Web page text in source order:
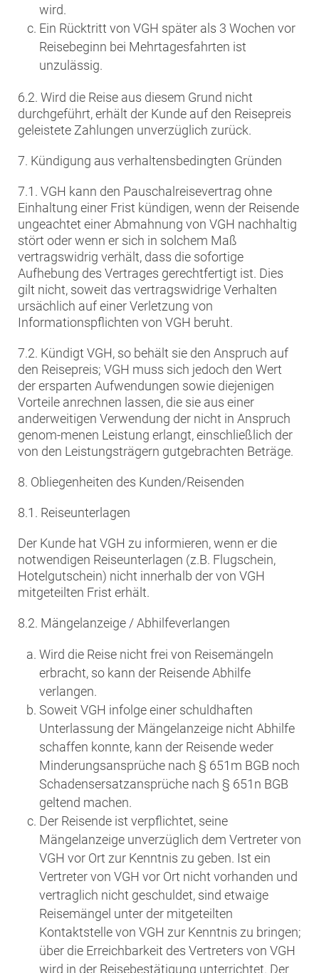
wird.
Ein Rücktritt von VGH später als 3 Wochen vor
Reisebeginn bei Mehrtagesfahrten ist
unzulässig.
6.2. Wird die Reise aus diesem Grund nicht
durchgeführt, erhält der Kunde auf den Reisepreis
geleistete Zahlungen unverzüglich zurück.
7. Kündigung aus verhaltensbedingten Gründen
7.1. VGH kann den Pauschalreisevertrag ohne
Einhaltung einer Frist kündigen, wenn der Reisende
ungeachtet einer Abmahnung von VGH nachhaltig
stört oder wenn er sich in solchem Maß
vertragswidrig verhält, dass die sofortige
Aufhebung des Vertrages gerechtfertigt ist. Dies
gilt nicht, soweit das vertragswidrige Verhalten
ursächlich auf einer Verletzung von
Informationspflichten von VGH beruht.
7.2. Kündigt VGH, so behält sie den Anspruch auf
den Reisepreis; VGH muss sich jedoch den Wert
der ersparten Aufwendungen sowie diejenigen
Vorteile anrechnen lassen, die sie aus einer
anderweitigen Verwendung der nicht in Anspruch
genom-menen Leistung erlangt, einschließlich der
von den Leistungsträgern gutgebrachten Beträge.
8. Obliegenheiten des Kunden/Reisenden
8.1. Reiseunterlagen
Der Kunde hat VGH zu informieren, wenn er die
notwendigen Reiseunterlagen (z.B. Flugschein,
Hotelgutschein) nicht innerhalb der von VGH
mitgeteilten Frist erhält.
8.2. Mängelanzeige / Abhilfeverlangen
Wird die Reise nicht frei von Reisemängeln
erbracht, so kann der Reisende Abhilfe
verlangen.
Soweit VGH infolge einer schuldhaften
Unterlassung der Mängelanzeige nicht Abhilfe
schaffen konnte, kann der Reisende weder
Minderungsansprüche nach § 651m BGB noch
Schadensersatzansprüche nach § 651n BGB
geltend machen.
Der Reisende ist verpflichtet, seine
Mängelanzeige unverzüglich dem Vertreter von
VGH vor Ort zur Kenntnis zu geben. Ist ein
Vertreter von VGH vor Ort nicht vorhanden und
vertraglich nicht geschuldet, sind etwaige
Reisemängel unter der mitgeteilten
Kontaktstelle von VGH zur Kenntnis zu bringen;
über die Erreichbarkeit des Vertreters von VGH
wird in der Reisebestätigung unterrichtet. Der